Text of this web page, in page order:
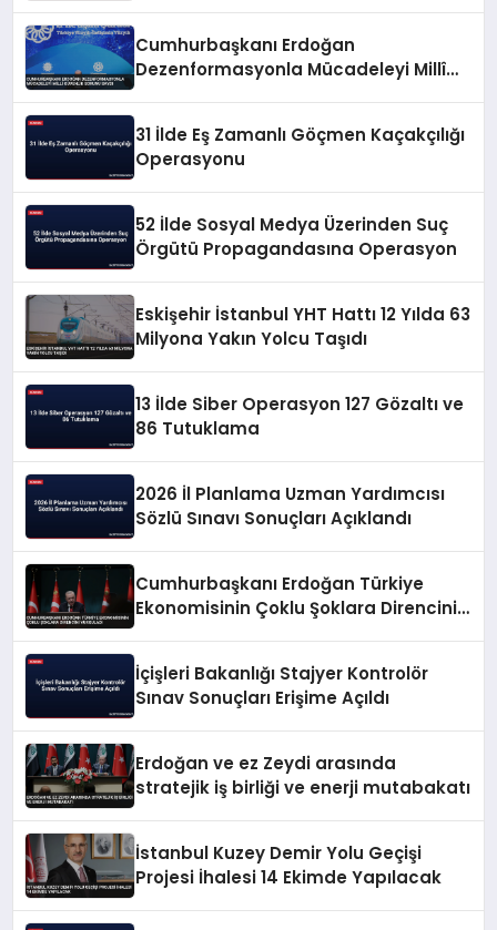
Cumhurbaşkanı Erdoğan
Dezenformasyonla Mücadeleyi Millî
31 İlde Eş Zamanlı Göçmen Kaçakçılığı
Operasyonu
52 İlde Sosyal Medya Üzerinden Suç
Örgütü Propagandasına Operasyon
Eskişehir İstanbul YHT Hattı 12 Yılda 63
Milyona Yakın Yolcu Taşıdı
13 İlde Siber Operasyon 127 Gözaltı ve
86 Tutuklama
2026 İl Planlama Uzman Yardımcısı
Sözlü Sınavı Sonuçları Açıklandı
Cumhurbaşkanı Erdoğan Türkiye
Ekonomisinin Çoklu Şoklara Direncini
İçişleri Bakanlığı Stajyer Kontrolör
Sınav Sonuçları Erişime Açıldı
Erdoğan ve ez Zeydi arasında
stratejik iş birliği ve enerji mutabakatı
İstanbul Kuzey Demir Yolu Geçişi
Projesi İhalesi 14 Ekimde Yapılacak